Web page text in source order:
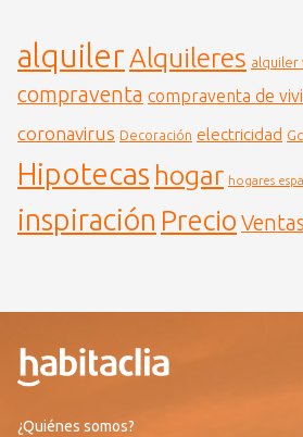
alquilerAlquileres alquiler
compraventa compraventa de
coronavirus Decoración electricidad
Hipotecas hogar hogares
inspiración Precio Ventas
¿Quiénes somos?